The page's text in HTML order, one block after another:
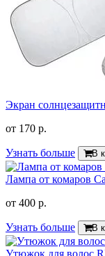
Экран
от 170 р.
Узнать больше В
Лампа от комаров
от 400 р.
Узнать больше В